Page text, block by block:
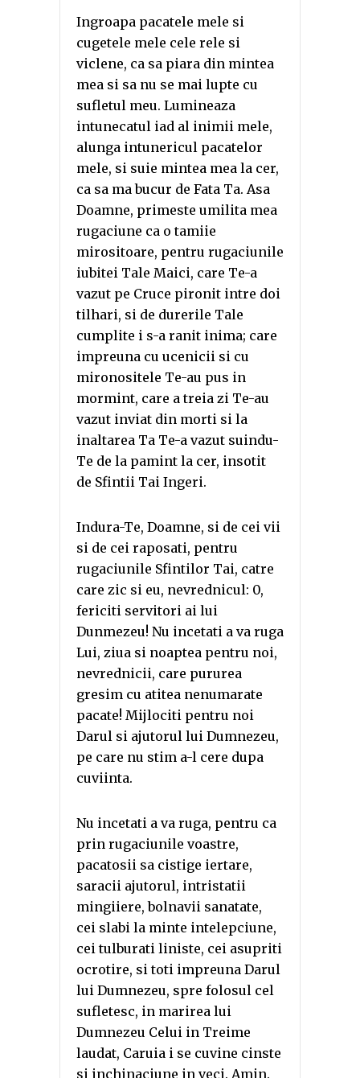
Ingroapa pacatele mele si
cugetele mele cele rele si
viclene, ca sa piara din mintea
mea si sa nu se mai lupte cu
sufletul meu. Lumineaza
intunecatul iad al inimii mele,
alunga intunericul pacatelor
mele, si suie mintea mea la cer,
ca sa ma bucur de Fata Ta. Asa
Doamne, primeste umilita mea
rugaciune ca o tamiie
mirositoare, pentru rugaciunile
iubitei Tale Maici, care Te-a
vazut pe Cruce pironit intre doi
tilhari, si de durerile Tale
cumplite i s-a ranit inima; care
impreuna cu ucenicii si cu
mironositele Te-au pus in
mormint, care a treia zi Te-au
vazut inviat din morti si la
inaltarea Ta Te-a vazut suindu-
Te de la pamint la cer, insotit
de Sfintii Tai Ingeri.
Indura-Te, Doamne, si de cei vii
si de cei raposati, pentru
rugaciunile Sfintilor Tai, catre
care zic si eu, nevrednicul: 0,
fericiti servitori ai lui
Dunmezeu! Nu incetati a va ruga
Lui, ziua si noaptea pentru noi,
nevrednicii, care pururea
gresim cu atitea nenumarate
pacate! Mijlociti pentru noi
Darul si ajutorul lui Dumnezeu,
pe care nu stim a-l cere dupa
cuviinta.
Nu incetati a va ruga, pentru ca
prin rugaciunile voastre,
pacatosii sa cistige iertare,
saracii ajutorul, intristatii
mingiiere, bolnavii sanatate,
cei slabi la minte intelepciune,
cei tulburati liniste, cei asupriti
ocrotire, si toti impreuna Darul
lui Dumnezeu, spre folosul cel
sufletesc, in marirea lui
Dumnezeu Celui in Treime
laudat, Caruia i se cuvine cinste
si inchinaciune in veci. Amin.